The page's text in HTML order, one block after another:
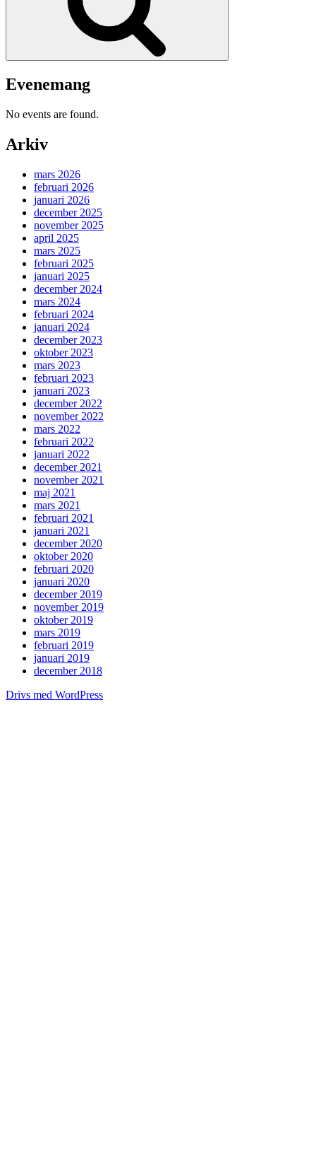
Evenemang
No events are found.
Arkiv
mars 2026
februari 2026
januari 2026
december 2025
november 2025
april 2025
mars 2025
februari 2025
januari 2025
december 2024
mars 2024
februari 2024
januari 2024
december 2023
oktober 2023
mars 2023
februari 2023
januari 2023
december 2022
november 2022
mars 2022
februari 2022
januari 2022
december 2021
november 2021
maj 2021
mars 2021
februari 2021
januari 2021
december 2020
oktober 2020
februari 2020
januari 2020
december 2019
november 2019
oktober 2019
mars 2019
februari 2019
januari 2019
december 2018
Drivs med WordPress